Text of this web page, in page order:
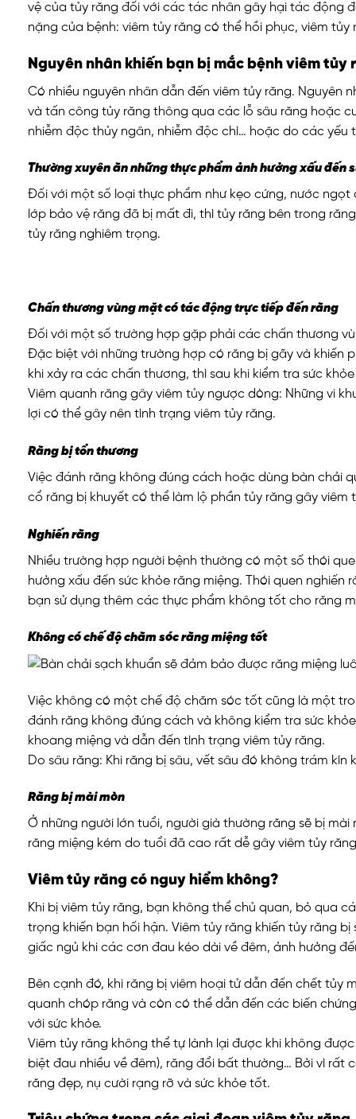
vệ của tủy răng đối với các tác nhân gây hại tác động
nặng của bệnh: viêm tủy răng có thể hồi phục, viêm
Nguyên nhân khiến bạn bị mắc bệnh viêm tủy
Có nhiều nguyên nhân dẫn đến viêm tủy răng. Nguyên
và tấn công tủy răng thông qua các lỗ sâu răng hoặc
nhiễm độc thủy ngân, nhiễm độc chì… hoặc do các
Thường xuyên ăn những thực phẩm ảnh hưởng xấu đến
Đối với một số loại thực phẩm như kẹo cứng, nước
lớp bảo vệ răng đã bị mất đi, thì tủy răng bên trong
tủy răng nghiêm trọng.
Chấn thương vùng mặt có tác động trực tiếp đến răng
Đối với một số trường hợp gặp phải các chấn thương
Đặc biệt với những trường hợp có răng bị gãy và khiến
khi xảy ra các chấn thương, thì sau khi kiểm tra sức
Viêm quanh răng gây viêm tủy ngược dòng: Những vi
lợi có thể gây nên tình trạng viêm tủy răng.
Răng bị tổn thương
Việc đánh răng không đúng cách hoặc dùng bàn chải
cổ răng bị khuyết có thể làm lộ phần tủy răng gây viêm
Nghiến răng
Nhiều trường hợp người bệnh thường có một số thói
hưởng xấu đến sức khỏe răng miệng. Thói quen
bạn sử dụng thêm các thực phẩm không tốt cho răng
Không có chế độ chăm sóc răng miệng tốt
Việc không có một chế độ chăm sóc tốt cũng là một
đánh răng không đúng cách và không kiểm tra sức
khoang miệng và dẫn đến tình trạng viêm tủy răng.
Do sâu răng: Khi răng bị sâu, vết sâu đó không trám
Răng bị mài mòn
Ở những người lớn tuổi, người già thường răng sẽ bị
răng miệng kém do tuổi đã cao rất dễ gây viêm tủy
Viêm tủy răng có nguy hiểm không?
Khi bị viêm tủy răng, bạn không thể chủ quan, bỏ qua
trọng khiến bạn hối hận. Viêm tủy răng khiến tủy răng
giấc ngủ khi các cơn đau kéo dài về đêm, ảnh hưởng
Bên cạnh đó, khi răng bị viêm hoại tử dẫn đến chết tủy
quanh chóp răng và còn có thể dẫn đến các biến
với sức khỏe.
Viêm tủy răng không thể tự lành lại được khi không
biệt đau nhiều về đêm), răng đổi bất thường… Bởi vì rất
răng đẹp, nụ cười rạng rỡ và sức khỏe tốt.